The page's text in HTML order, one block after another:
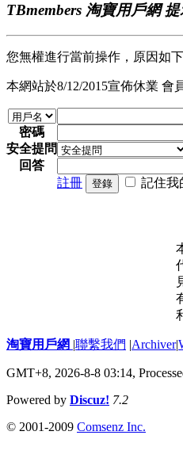
TBmembers 淘寶用戶網
您無權進行當前操作，原因如下
本網站於8/12/2015宣佈休業 會
密碼
安全提問
回答
註冊
登錄 記住我
淘寶用戶網 |聯繫我們 |Archiver|
GMT+8, 2026-8-8 03:14,
Powered by Discuz! 7.2
© 2001-2009 Comsenz Inc.